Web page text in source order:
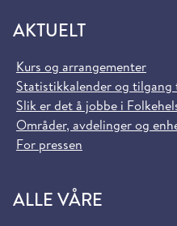
AKTUELT
Kurs og arrangementer
Statistikkalender og
Slik er det å jobbe i
Områder, avdelinger og
For pressen
ALLE VÅRE